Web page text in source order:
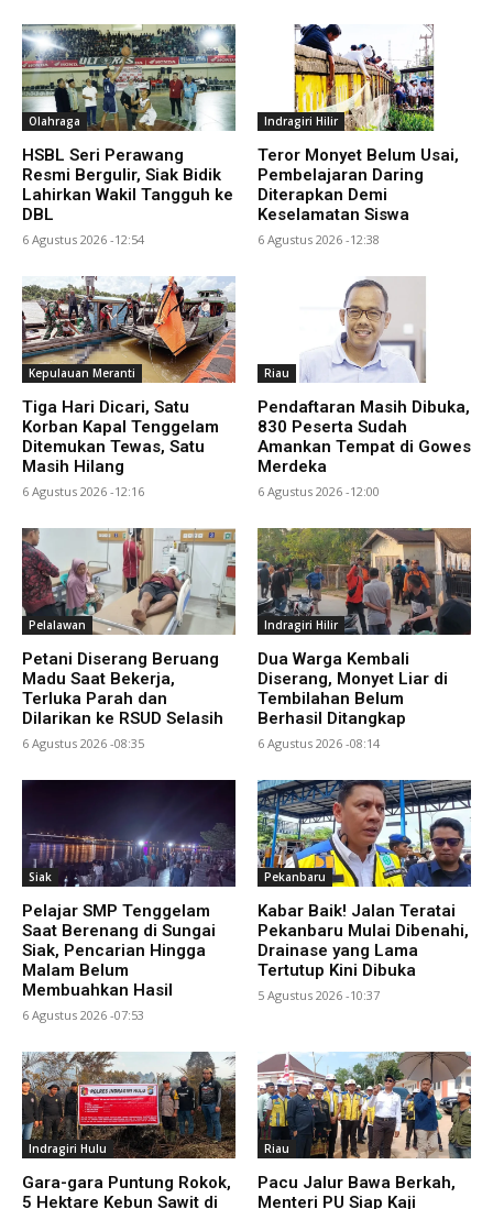
Olahraga
HSBL Seri Perawang
Resmi Bergulir, Siak Bidik
Lahirkan Wakil Tangguh ke
DBL
6 Agustus 2026 -12:54
Indragiri Hilir
Teror Monyet Belum Usai,
Pembelajaran Daring
Diterapkan Demi
Keselamatan Siswa
6 Agustus 2026 -12:38
Kepulauan Meranti
Tiga Hari Dicari, Satu
Korban Kapal Tenggelam
Ditemukan Tewas, Satu
Masih Hilang
6 Agustus 2026 -12:16
Riau
Pendaftaran Masih Dibuka,
830 Peserta Sudah
Amankan Tempat di Gowes
Merdeka
6 Agustus 2026 -12:00
Pelalawan
Petani Diserang Beruang
Madu Saat Bekerja,
Terluka Parah dan
Dilarikan ke RSUD Selasih
6 Agustus 2026 -08:35
Indragiri Hilir
Dua Warga Kembali
Diserang, Monyet Liar di
Tembilahan Belum
Berhasil Ditangkap
6 Agustus 2026 -08:14
Siak
Pelajar SMP Tenggelam
Saat Berenang di Sungai
Siak, Pencarian Hingga
Malam Belum
Membuahkan Hasil
6 Agustus 2026 -07:53
Pekanbaru
Kabar Baik! Jalan Teratai
Pekanbaru Mulai Dibenahi,
Drainase yang Lama
Tertutup Kini Dibuka
5 Agustus 2026 -10:37
Indragiri Hulu
Gara-gara Puntung Rokok,
5 Hektare Kebun Sawit di
Riau
Pacu Jalur Bawa Berkah,
Menteri PU Siap Kaji